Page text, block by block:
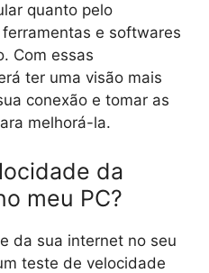
quanto pelo
e softwares
Com essas
ter uma visão mais
conexão e tomar as
melhorá-la.
da
meu PC?
da sua internet no seu
teste de velocidade